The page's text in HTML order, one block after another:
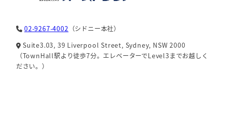
02-9267-4002 （シドニー本社）
Suite3.03, 39 Liverpool Street, Sydney, NSW 2000
（TownHall駅より徒歩7分。エレベーターでLevel3までお越しく
ださい。）